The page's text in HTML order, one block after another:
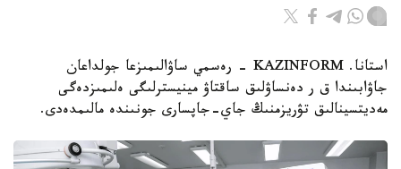
استانا. KAZINFORM - رەسمي ساۋالىمىزعا جولداعان
جاۋابىندا ق ر دەنساۋلىق ساقتاۋ مينيسترلىگى ەلىمىزدەگى
مەديتسينالىق تۋريزمنىڭ جاي-جاپسارى جونىندە مالىمدەدى.